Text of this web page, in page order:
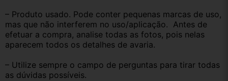
– Produto usado. Pode conter pequenas marcas de uso,
mas que não interferem no uso/aplicação.  Antes de
efetuar a compra, analise todas as fotos, pois nelas
aparecem todos os detalhes de avaria.
– Utilize sempre o campo de perguntas para tirar todas
as dúvidas possíveis.